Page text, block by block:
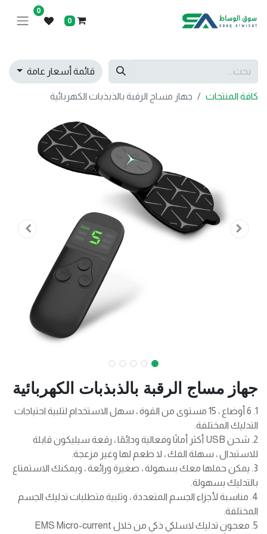
0
0
قائمة أسعار عامة
كافة المنتجات جهاز مساج الرقبة بالذبذبات الكهربائية
جهاز مساج الرقبة بالذبذبات الكهربائية
1. 6 أوضاع ، 15 مستوى من القوة ، سهل الاستخدام لتلبية احتياجات
التدليك المختلفة.
2. شحن USB أكثر أمانًا وفعالية ودائمًا ، رقعة سيليكون قابلة
للاستبدال ، سهلة الفك ، لا طعم لها وغير مزعجة.
3. يمكن حملها معك بسهولة ، صغيرة ورائعة ، ويمكنك الاستمتاع
بالتدليك بسهولة.
4. مناسبة لأجزاء الجسم المتعددة ، وتلبية متطلبات تدليك الجسم
المختلفة.
5. معجون تدليك لاسلكي ذكي من خلال EMS Micro-current